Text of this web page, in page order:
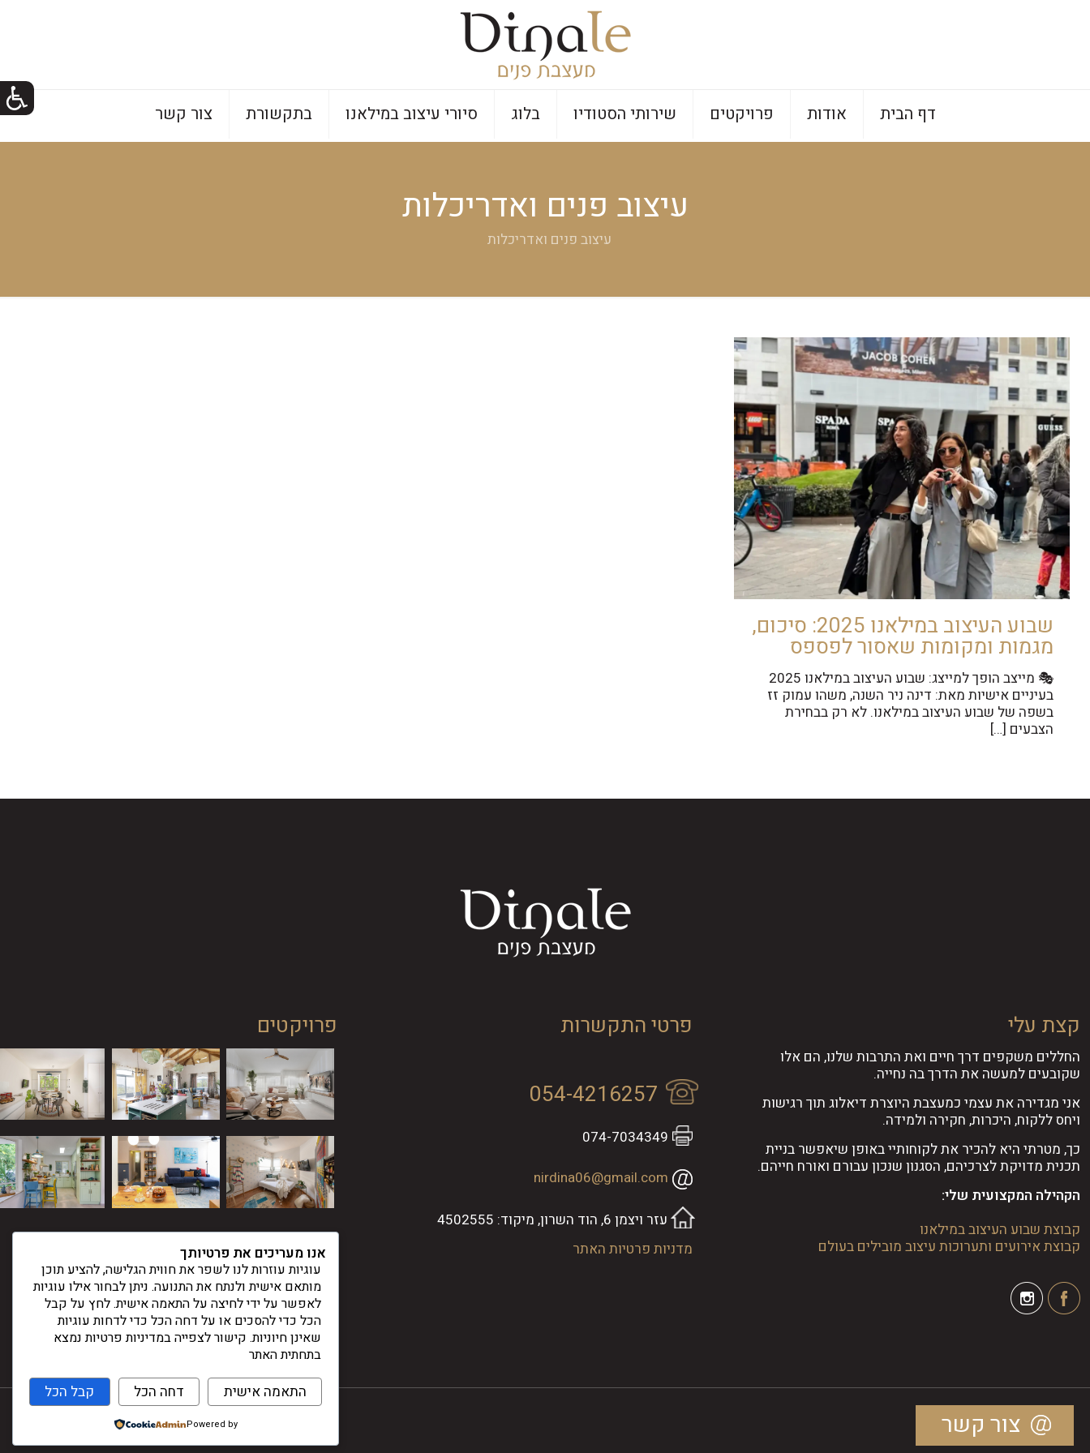
דף הבית אודות פרויקטים שירותי הסטודיו בלוג סיורי עיצוב במילאנו בתקשורת צור קשר
עיצוב פנים ואדריכלות
עיצוב פנים ואדריכלות
שבוע העיצוב במילאנו 2025: סיכום,
מגמות ומקומות שאסור לפספס
🎭 מייצב הופך למייצג: שבוע העיצוב במילאנו 2025
בעיניים אישיות מאת: דינה ניר השנה, משהו עמוק זז
בשפה של שבוע העיצוב במילאנו. לא רק בבחירת
הצבעים […]
קצת עלי
החללים משקפים דרך חיים ואת התרבות שלנו, הם אלו
שקובעים למעשה את הדרך בה נחייה.
אני מגדירה את עצמי כמעצבת היוצרת דיאלוג תוך רגישות
ויחס ללקוח, היכרות, חקירה ולמידה.
כך, מטרתי היא להכיר את לקוחותיי באופן שיאפשר בניית
תכנית מדויקת לצרכיהם, הסגנון שנכון עבורם ואורח חייהם.
הקהילה המקצועית שלי:
קבוצת שבוע העיצוב במילאנו
קבוצת אירועים ותערוכות עיצוב מובילים בעולם
פרטי התקשרות
054-4216257
074-7034349
nirdina06@gmail.com
עזר ויצמן 6, הוד השרון, מיקוד: 4502555
מדניות פרטיות האתר
פרויקטים
© דינלה 2024 עיצוב ובניית אתרים - צור קשר
אנו מעריכים את פרטיותך
עוגיות עוזרות לנו לשפר את חווית הגלישה, להציע תוכן
מותאם אישית ולנתח את התנועה. ניתן לבחור אילו עוגיות
לאפשר על ידי לחיצה על התאמה אישית. לחץ על קבל
הכל כדי להסכים או על דחה הכל כדי לדחות עוגיות
שאינן חיוניות. קישור לצפייה במדיניות פרטיות נמצא
בתחתית האתר
התאמה אישית דחה הכל קבל הכל
Powered by